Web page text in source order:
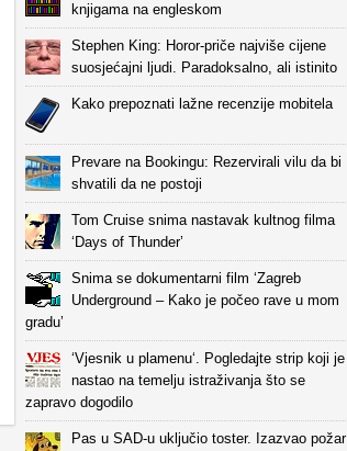
knjigama na engleskom
Stephen King: Horor-priče najviše cijene
suosjećajni ljudi. Paradoksalno, ali istinito
Kako prepoznati lažne recenzije mobitela
Prevare na Bookingu: Rezervirali vilu da bi
shvatili da ne postoji
Tom Cruise snima nastavak kultnog filma
‘Days of Thunder’
Snima se dokumentarni film ‘Zagreb
Underground – Kako je počeo rave u mom
gradu’
‘Vjesnik u plamenu‘. Pogledajte strip koji je
nastao na temelju istraživanja što se
zapravo dogodilo
Pas u SAD-u uključio toster. Izazvao požar